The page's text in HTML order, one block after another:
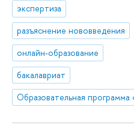
экспертиза
разъяснение нововведения
онлайн-образование
бакалавриат